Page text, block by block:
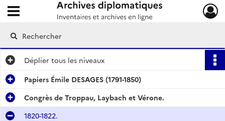
Archives diplomatiques
Ouvrir le menu déroulant
Déplier tous les niveaux
Papiers Émile DESAGES (1791-1850)
Congrès de Troppau, Laybach et Vérone.
1820-1822.